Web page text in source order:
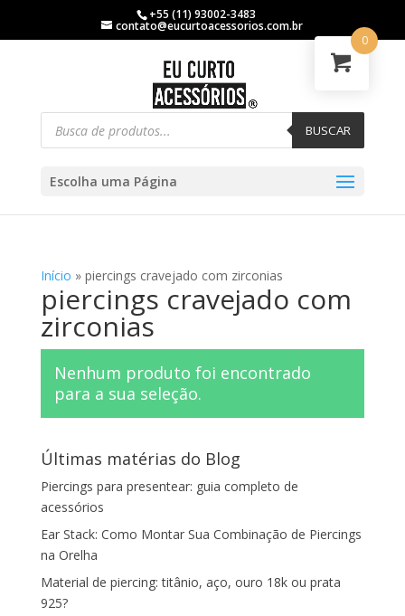
+55 (11) 93002-3483
contato@eucurtoacessorios.com.br
BUSCAR
Escolha uma Página
Início » piercings cravejado com zirconias
piercings cravejado com
zirconias
Nenhum produto foi encontrado
para a sua seleção.
Últimas matérias do Blog
Piercings para presentear: guia completo de
acessórios
Ear Stack: Como Montar Sua Combinação de Piercings
na Orelha
Material de piercing: titânio, aço, ouro 18k ou prata
925?
0